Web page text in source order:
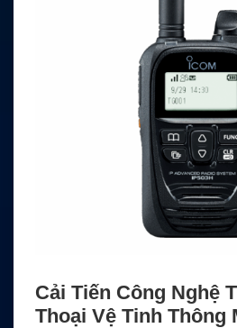
Cải Tiến Công Nghệ
Thoại Vệ Tinh Thông